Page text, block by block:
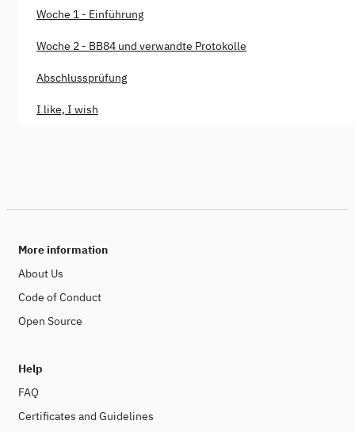
Woche 1 - Einführung
Woche 2 - BB84 und verwandte Protokolle
Abschlussprüfung
I like, I wish
More information
About Us
Code of Conduct
Open Source
Help
FAQ
Certificates and Guidelines